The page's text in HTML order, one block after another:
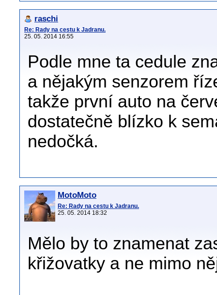
raschi
Re: Rady na cestu k Jadranu.
25. 05. 2014 16:55
Podle mne ta cedule
a nějakým senzorem
takže první auto na
dostatečně blízko k
nedočká.
MotoMoto
Re: Rady na cestu k Jadranu.
25. 05. 2014 18:32
Mělo by to znamenat
křižovatky a ne mimo